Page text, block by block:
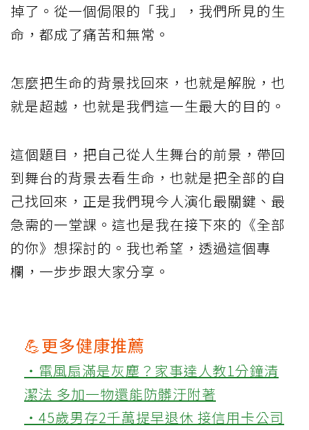
掉了。從一個侷限的「我」，我們所見的生
命，都成了痛苦和無常。
怎麼把生命的背景找回來，也就是解脫，也
就是超越，也就是我們這一生最大的目的。
這個題目，把自己從人生舞台的前景，帶回
到舞台的背景去看生命，也就是把全部的自
己找回來，正是我們現今人演化最關鍵、最
急需的一堂課。這也是我在接下來的《全部
的你》想探討的。我也希望，透過這個專
欄，一步步跟大家分享。
💪更多健康推薦
‧電風扇滿是灰塵？家事達人教1分鐘清
潔法 多加一物還能防髒汙附著
‧45歲男存2千萬提早退休 接信用卡公司